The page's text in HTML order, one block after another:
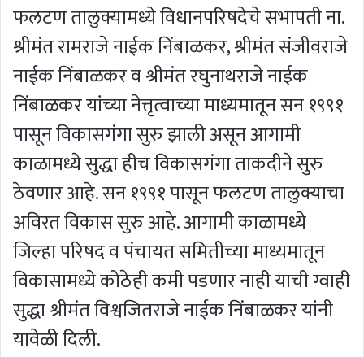
फलटण तालुक्यामध्ये विधानपरिषदेचे सभापती ना.
श्रीमंत रामराजे नाईक निंबाळकर, श्रीमंत संजीवराजे
नाईक निंबाळकर व श्रीमंत रघुनाथराजे नाईक
निंबाळकर यांच्या नेत्तृत्वाच्या माध्यमातून सन १९९१
पासून विकासगंगा सुरु झाली असून आगामी
काळामध्ये सुद्धा हीच विकासगंगा ताकदीने सुरु
ठेवणार आहे. सन १९९१ पासून फलटण तालुक्याचा
अविरत विकास सुरु आहे. आगामी काळामध्ये
जिल्हा परिषद व पंचायत समितीच्या माध्यमातून
विकासामध्ये कोठेही कमी पडणार नाही याची ग्वाही
सुद्धा श्रीमंत विश्वजितराजे नाईक निंबाळकर यांनी
यावेळी दिली.